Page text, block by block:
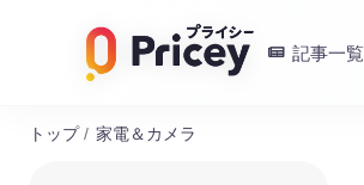
記事一覧
トップ / 家電＆カメラ